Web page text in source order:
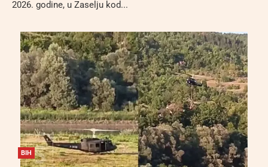
2026. godine, u Zaselju kod...
BIH